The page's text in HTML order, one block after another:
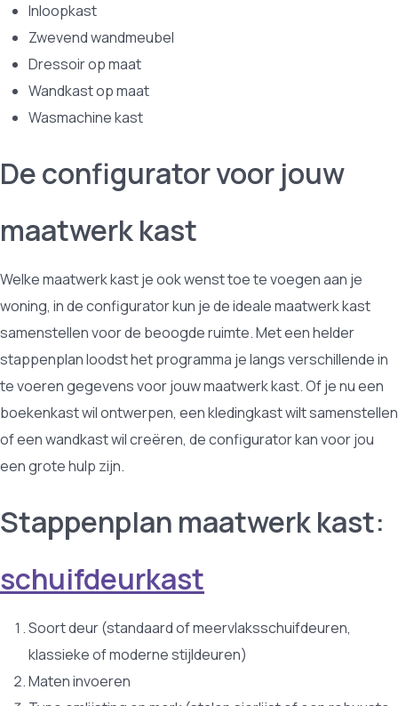
Inloopkast
Zwevend wandmeubel
Dressoir op maat
Wandkast op maat
Wasmachine kast
De configurator voor jouw
maatwerk kast
Welke maatwerk kast je ook wenst toe te voegen aan je
woning, in de configurator kun je de ideale maatwerk kast
samenstellen voor de beoogde ruimte. Met een helder
stappenplan loodst het programma je langs verschillende in
te voeren gegevens voor jouw maatwerk kast. Of je nu een
boekenkast wil ontwerpen, een kledingkast wilt samenstellen
of een wandkast wil creëren, de configurator kan voor jou
een grote hulp zijn.
Stappenplan maatwerk kast:
schuifdeurkast
Soort deur (standaard of meervlaksschuifdeuren,
klassieke of moderne stijldeuren)
Maten invoeren